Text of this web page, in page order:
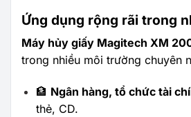
Ứng dụng rộng rãi trong
Máy hủy giấy Magitech XM
trong nhiều môi trường chuyên
🏦 Ngân hàng, tổ chức tài
thẻ, CD.